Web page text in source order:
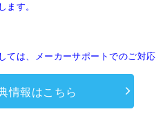
ます。
は、メーカーサポートでのご対
情報はこちら